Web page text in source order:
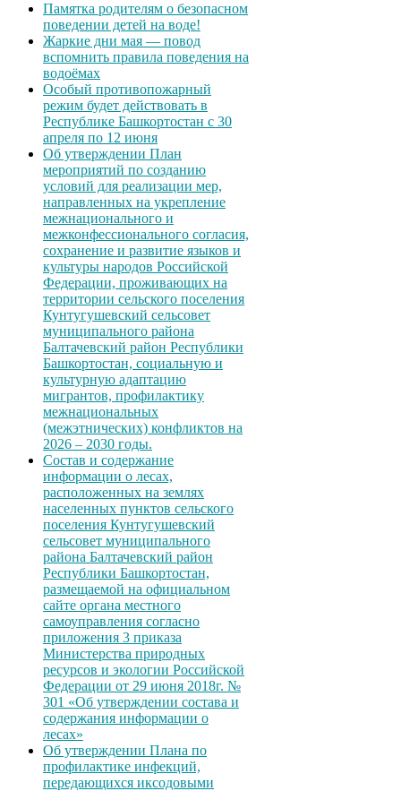
Памятка родителям о безопасном
поведении детей на воде!
Жаркие дни мая — повод
вспомнить правила поведения на
водоёмах
Особый противопожарный
режим будет действовать в
Республике Башкортостан с 30
апреля по 12 июня
Об утверждении План
мероприятий по созданию
условий для реализации мер,
направленных на укрепление
межнационального и
межконфессионального согласия,
сохранение и развитие языков и
культуры народов Российской
Федерации, проживающих на
территории сельского поселения
Кунтугушевский сельсовет
муниципального района
Балтачевский район Республики
Башкортостан, социальную и
культурную адаптацию
мигрантов, профилактику
межнациональных
(межэтнических) конфликтов на
2026 – 2030 годы.
Состав и содержание
информации о лесах,
расположенных на землях
населенных пунктов сельского
поселения Кунтугушевский
сельсовет муниципального
района Балтачевский район
Республики Башкортостан,
размещаемой на официальном
сайте органа местного
самоуправления согласно
приложения 3 приказа
Министерства природных
ресурсов и экологии Российской
Федерации от 29 июня 2018г. №
301 «Об утверждении состава и
содержания информации о
лесах»
Об утверждении Плана по
профилактике инфекций,
передающихся иксодовыми